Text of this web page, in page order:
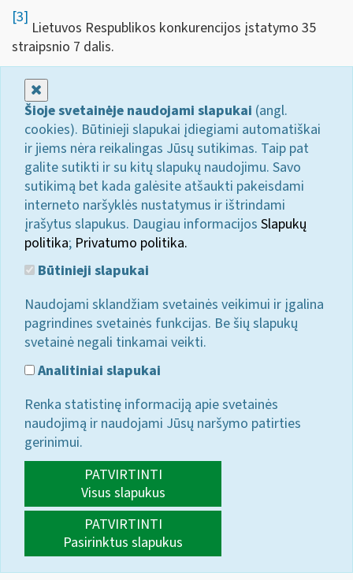
[3]
Lietuvos Respublikos konkurencijos įstatymo 35
straipsnio 7 dalis.
Šioje svetainėje naudojami slapukai (angl.
cookies). Būtinieji slapukai įdiegiami automatiškai
ir jiems nėra reikalingas Jūsų sutikimas. Taip pat
galite sutikti ir su kitų slapukų naudojimu. Savo
sutikimą bet kada galėsite atšaukti pakeisdami
interneto naršyklės nustatymus ir ištrindami
įrašytus slapukus. Daugiau informacijos Slapukų
politika; Privatumo politika.
Būtinieji slapukai
Naudojami sklandžiam svetainės veikimui ir įgalina
pagrindines svetainės funkcijas. Be šių slapukų
svetainė negali tinkamai veikti.
Analitiniai slapukai
Renka statistinę informaciją apie svetainės
naudojimą ir naudojami Jūsų naršymo patirties
gerinimui.
PATVIRTINTI
Visus slapukus
PATVIRTINTI
Pasirinktus slapukus